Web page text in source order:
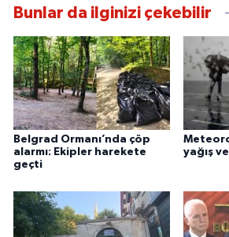
Bunlar da ilginizi çekebilir
Belgrad Ormanı’nda çöp
alarmı: Ekipler harekete
geçti
yağış